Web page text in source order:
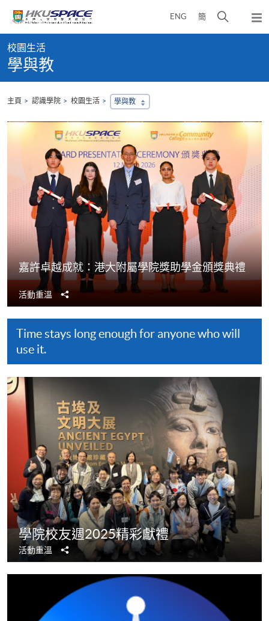
content
ENG 簡
開
彈
出
content
start
校園生活
學與教
主頁 認識學院 校園生活 學與教
​​嘉許卓越成就​​：港大附屬學院獎助學金頒獎典禮​
活動重溫
分
享
Time stays long enough for anyone who will
use it.
​​學院校友週2025精彩獻禮​
活動重溫
分
享